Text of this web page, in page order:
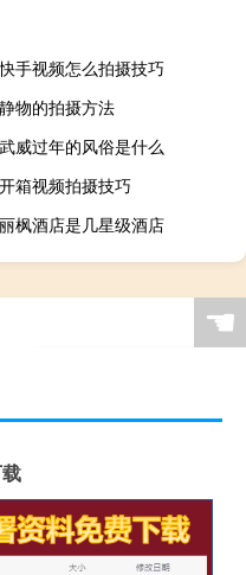
快手视频怎么拍摄技巧
静物的拍摄方法
武威过年的风俗是什么
开箱视频拍摄技巧
丽枫酒店是几星级酒店
☚